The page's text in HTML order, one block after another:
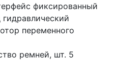
фиксированный
переменного
ремней, шт. 5